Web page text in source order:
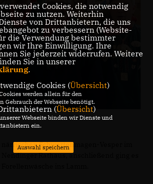
Schwartenmagen-Vesper im
Rathaus, anschließend ging es
Cookies, die notwendig
zu nutzen. Weiterhin
von Drittanbietern, die uns
zu verbessern (Website-
die Verwendung bestimmter
wir Ihre Einwilligung. Ihre
Sie jederzeit widerrufen. Weitere
Sie in unserer
.
Cookies (Übersicht)
werden allein für den
Gebrauch der Webseite benötigt.
(Übersicht)
Webseite binden wir Dienste und
ein.
Auswahl speichern